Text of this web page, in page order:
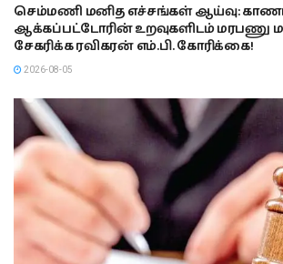
செம்மணி மனித எச்சங்கள் ஆய்வு:
ஆக்கப்பட்டோரின் உறவுகளிடம் மரபணு
சேகரிக்க ரவிகரன் எம்.பி. கோரிக்கை!
2026-08-05